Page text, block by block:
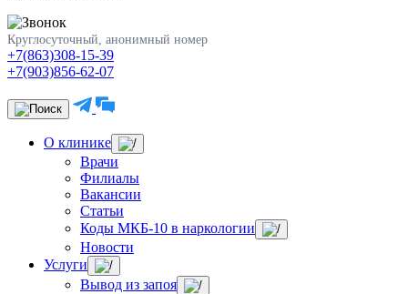
Круглосуточный, анонимный номер
+7(863)308-15-39
+7(903)856-62-07
О клинике
Врачи
Филиалы
Вакансии
Статьи
Коды МКБ-10 в наркологии
Новости
Услуги
Вывод из запоя